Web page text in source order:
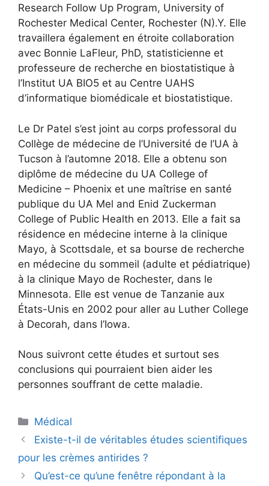
Research Follow Up Program, University of
Rochester Medical Center, Rochester (N).Y. Elle
travaillera également en étroite collaboration
avec Bonnie LaFleur, PhD, statisticienne et
professeure de recherche en biostatistique à
l’Institut UA BIO5 et au Centre UAHS
d’informatique biomédicale et biostatistique.
Le Dr Patel s’est joint au corps professoral du
Collège de médecine de l’Université de l’UA à
Tucson à l’automne 2018. Elle a obtenu son
diplôme de médecine du UA College of
Medicine – Phoenix et une maîtrise en santé
publique du UA Mel and Enid Zuckerman
College of Public Health en 2013. Elle a fait sa
résidence en médecine interne à la clinique
Mayo, à Scottsdale, et sa bourse de recherche
en médecine du sommeil (adulte et pédiatrique)
à la clinique Mayo de Rochester, dans le
Minnesota. Elle est venue de Tanzanie aux
États-Unis en 2002 pour aller au Luther College
à Decorah, dans l’Iowa.
Nous suivront cette études et surtout ses
conclusions qui pourraient bien aider les
personnes souffrant de cette maladie.
Catégories
Médical
Existe-t-il de véritables études scientifiques
pour les crèmes antirides ?
Qu’est-ce qu’une fenêtre répondant à la